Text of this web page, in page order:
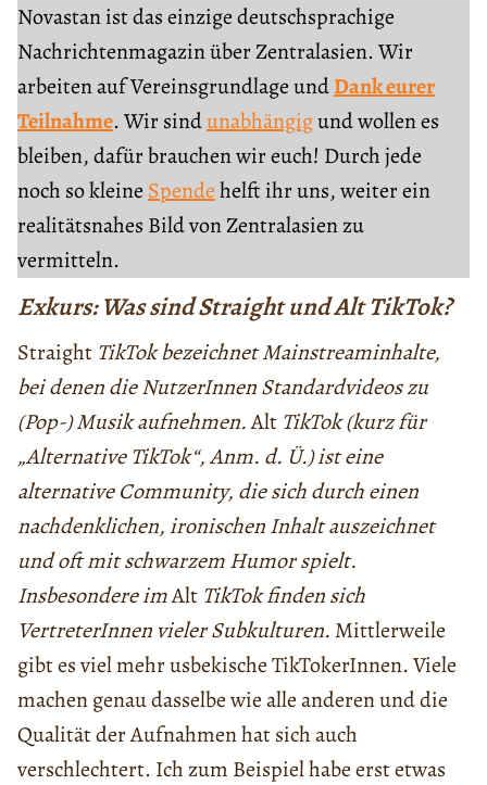
Novastan ist das einzige deutschsprachige
Nachrichtenmagazin über Zentralasien. Wir
arbeiten auf Vereinsgrundlage undDank eurer
Teilnahme. Wir sindunabhängigund wollen es
bleiben, dafür brauchen wir euch! Durch jede
noch so kleine Spendehelft ihr uns, weiter ein
realitätsnahes Bild von Zentralasien zu
vermitteln.
Exkurs: Was sind Straight und Alt TikTok?
Straight TikTok bezeichnet Mainstreaminhalte,
bei denen die NutzerInnen Standardvideos zu
(Pop-) Musik aufnehmen.Alt TikTok (kurz für
„Alternative TikTok“, Anm. d. Ü.) ist eine
alternative Community, die sich durch einen
nachdenklichen, ironischen Inhalt auszeichnet
und oft mit schwarzem Humor spielt.
Insbesondere imAlt TikTok finden sich
VertreterInnen vieler Subkulturen. Mittlerweile
gibt es viel mehr usbekische TikTokerInnen. Viele
machen genau dasselbe wie alle anderen und die
Qualität der Aufnahmen hat sich auch
verschlechtert. Ich zum Beispiel habe erst etwas